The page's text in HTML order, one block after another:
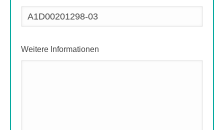
Weitere Informationen